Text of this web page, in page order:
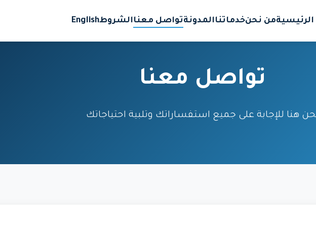
الرئيسيةمن نحنخدماتناالمدونةتواصل معناالشروطEnglish
تواصل معنا
هنا للإجابة على جميع استفساراتك وتلبية احتياجاتك